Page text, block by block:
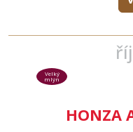
HONZA
Velký
mlýn